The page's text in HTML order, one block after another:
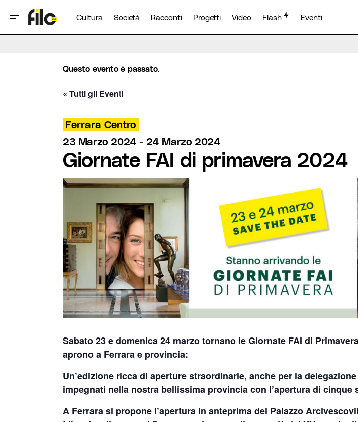
Cultura Società Racconti Progetti Video Flash Eventi
Questo evento è passato.
« Tutti gli Eventi
Ferrara Centro
23 Marzo 2024 - 24 Marzo 2024
Giornate FAI di primavera 2024
Sabato 23 e domenica 24 marzo tornano le Giornate FAI di
aprono a Ferrara e provincia:
Un’edizione ricca di aperture straordinarie, anche per la
impegnati nella nostra bellissima provincia con l’apertura di cinque
A Ferrara si propone l’apertura in anteprima del Palazzo